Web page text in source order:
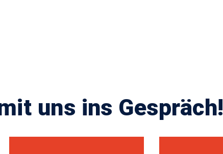
uns ins Gespräch!